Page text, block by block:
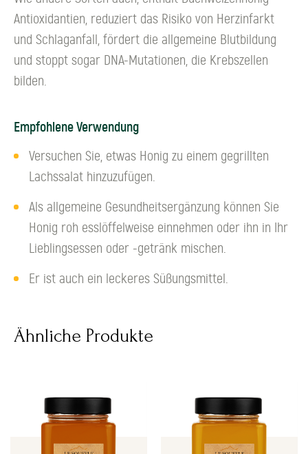
Antioxidantien, reduziert das Risiko von Herzinfarkt
und Schlaganfall, fördert die allgemeine Blutbildung
und stoppt sogar DNA-Mutationen, die Krebszellen
bilden.
Empfohlene Verwendung
Versuchen Sie, etwas Honig zu einem gegrillten
Lachssalat hinzuzufügen.
Als allgemeine Gesundheitsergänzung können Sie
Honig roh esslöffelweise einnehmen oder ihn in Ihr
Lieblingsessen oder -getränk mischen.
Er ist auch ein leckeres Süßungsmittel.
Ähnliche Produkte